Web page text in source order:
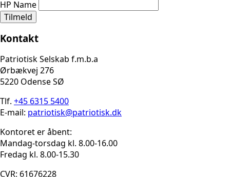
HP Name
Tilmeld
Kontakt
Patriotisk Selskab f.m.b.a
Ørbækvej 276
5220 Odense SØ
Tlf. +45 6315 5400
E-mail: patriotisk@patriotisk.dk
Kontoret er åbent:
Mandag-torsdag kl. 8.00-16.00
Fredag kl. 8.00-15.30
CVR: 61676228